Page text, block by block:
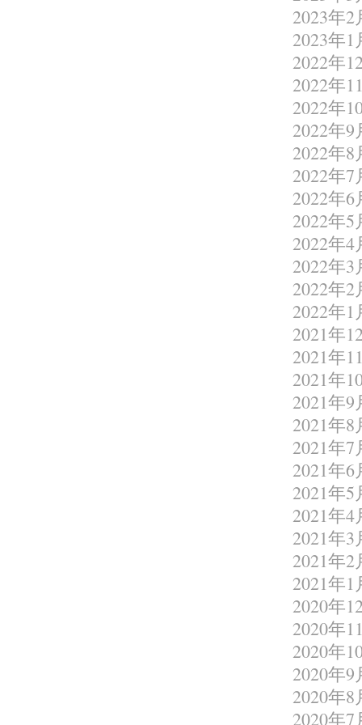
2023年2
2023年1
2022年
2022年
2022年
2022年9
2022年8
2022年7
2022年6
2022年5
2022年4
2022年3
2022年2
2022年1
2021年
2021年
2021年
2021年9
2021年8
2021年7
2021年6
2021年5
2021年4
2021年3
2021年2
2021年1
2020年
2020年
2020年
2020年9
2020年8
2020年7